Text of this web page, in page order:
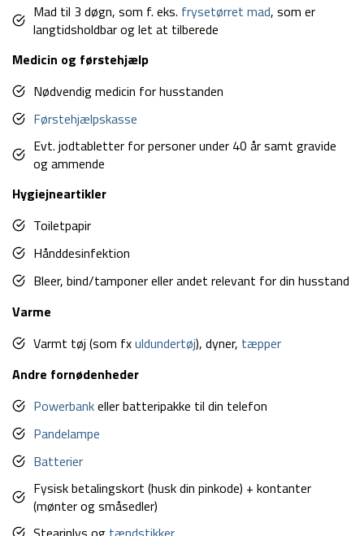
Mad til 3 døgn, som f. eks. frysetørret mad, som er
langtidsholdbar og let at tilberede
Medicin og førstehjælp
Nødvendig medicin for husstanden
Førstehjælpskasse
Evt. jodtabletter for personer under 40 år samt gravide
og ammende
Hygiejneartikler
Toiletpapir
Hånddesinfektion
Bleer, bind/tamponer eller andet relevant for din husstand
Varme
Varmt tøj (som fxuldundertøj), dyner, tæpper
Andre fornødenheder
Powerbankeller batteripakke til din telefon
Pandelampe
Batterier
Fysisk betalingskort (husk din pinkode) + kontanter
(mønter og småsedler)